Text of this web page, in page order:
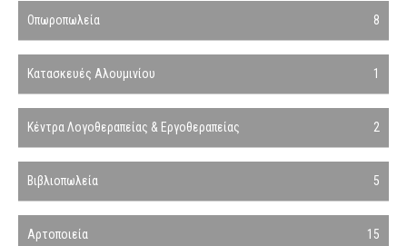
Οπωροπωλεία 8
Κατασκευές Αλουμινίου 1
Κέντρα Λογοθεραπείας & Εργοθεραπείας 2
Βιβλιοπωλεία 5
Αρτοποιεία 15